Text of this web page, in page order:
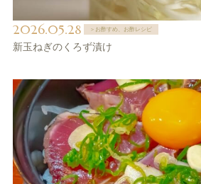
2026.05.28 ＞お酢すめ、お酢レシピ
新玉ねぎのくろず漬け